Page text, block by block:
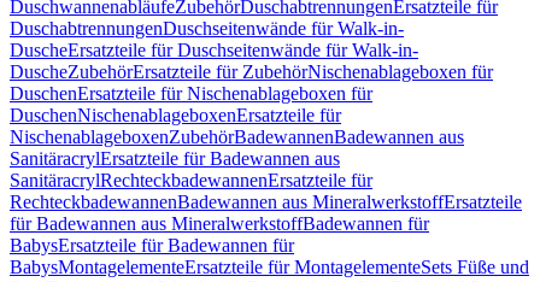
DuschwannenabläufeZubehörDuschabtrennungenErsatzteile für
DuschabtrennungenDuschseitenwände für Walk-in-
DuscheErsatzteile für Duschseitenwände für Walk-in-
DuscheZubehörErsatzteile für ZubehörNischenablageboxen für
DuschenErsatzteile für Nischenablageboxen für
DuschenNischenablageboxenErsatzteile für
NischenablageboxenZubehörBadewannenBadewannen aus
SanitäracrylErsatzteile für Badewannen aus
SanitäracrylRechteckbadewannenErsatzteile für
RechteckbadewannenBadewannen aus MineralwerkstoffErsatzteile
für Badewannen aus MineralwerkstoffBadewannen für
BabysErsatzteile für Badewannen für
BabysMontagelementeErsatzteile für MontagelementeSets Füße und